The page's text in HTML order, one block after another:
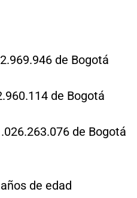
de Bogotá
de Bogotá
de Bogotá
de edad